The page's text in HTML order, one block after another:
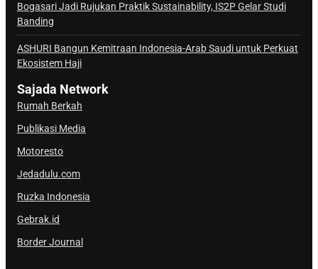
a
j
a
d
a
Bogasari Jadi Rujukan Praktik Sustainability, IS2P Gelar Studi
Banding
ASHURI Bangun Kemitraan Indonesia-Arab Saudi untuk Perkuat
Ekosistem Haji
Sajada Network
Rumah Berkah
Publikasi Media
Motoresto
Jedadulu.com
Ruzka Indonesia
Gebrak.id
Border Journal